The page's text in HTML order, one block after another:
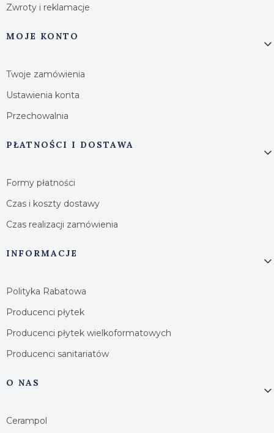
Zwroty i reklamacje
MOJE KONTO
Twoje zamówienia
Ustawienia konta
Przechowalnia
PŁATNOŚCI I DOSTAWA
Formy płatności
Czas i koszty dostawy
Czas realizacji zamówienia
INFORMACJE
Polityka Rabatowa
Producenci płytek
Producenci płytek wielkoformatowych
Producenci sanitariatów
O NAS
Cerampol